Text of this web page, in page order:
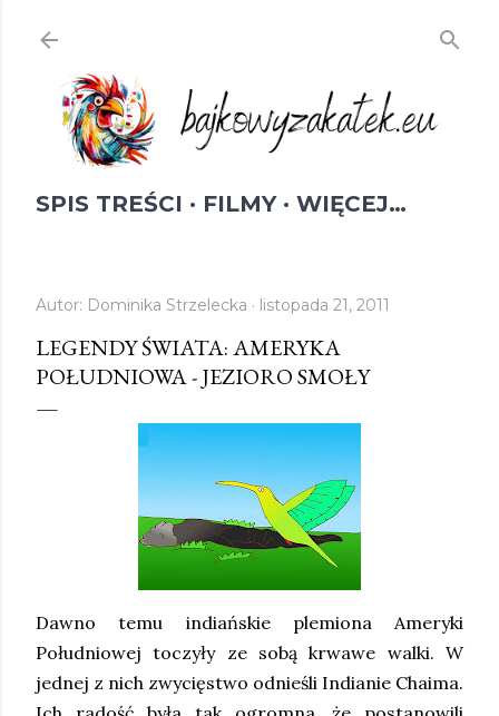
SPIS TREŚCI FILMY WIĘCEJ…
Autor: Dominika Strzelecka listopada 21, 2011
LEGENDY ŚWIATA: AMERYKA
POŁUDNIOWA - JEZIORO SMOŁY
Dawno temu indiańskie plemiona Ameryki
Południowej toczyły ze sobą krwawe walki. W
jednej z nich zwycięstwo odnieśli Indianie Chaima.